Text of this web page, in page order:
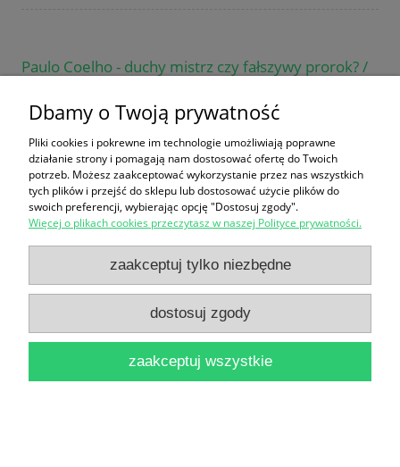
Paulo Coelho - duchy mistrz czy fałszywy prorok? /
Mirosław Salwowski
do koszyka
Dzieje wiedzy o Literaturze polskiej (do końca
wieku XVIII) / Jerzy Starnawski
30,00 zł
Dbamy o Twoją prywatność
Pliki cookies i pokrewne im technologie umożliwiają poprawne
działanie strony i pomagają nam dostosować ofertę do Twoich
potrzeb. Możesz zaakceptować wykorzystanie przez nas wszystkich
tych plików i przejść do sklepu lub dostosować użycie plików do
swoich preferencji, wybierając opcję "Dostosuj zgody".
Więcej o plikach cookies przeczytasz w naszej Polityce prywatności.
zaakceptuj tylko niezbędne
dostosuj zgody
zaakceptuj wszystkie